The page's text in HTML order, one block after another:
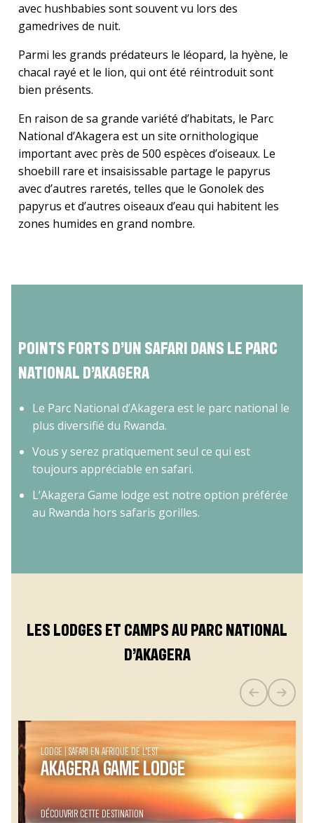
avec hushbabies sont souvent vu lors des
gamedrives de nuit.
Parmi les grands prédateurs le léopard, la hyène, le
chacal rayé et le lion, qui ont été réintroduit sont
bien présents.
En raison de sa grande variété d’habitats, le Parc
National d’Akagera est un site ornithologique
important avec près de 500 espèces d’oiseaux. Le
shoebill rare et insaisissable partage le papyrus
avec d’autres raretés, telles que le Gonolek des
papyrus et d’autres oiseaux d’eau qui habitent les
zones humides en grand nombre.
POINTS FORTS D’UN SAFARI DANS LE PARC
NATIONAL D’AKAGERA
Le Parc National d’Akagera est le parc national le
plus diversifié du Rwanda.
Vous y serez pratiquement seul ce qui est
toujours appréciable en safari.
L’Akagera Game lodge est notre option préférée
au Rwanda hors safaris gorilles.
LES LODGES ET CAMPS AU PARC NATIONAL
D’AKAGERA
LODGE SAFARI EN AFRIQUE DE L’EST
AKAGERA GAME LODGE
DÉCOUVRIR CETTE DESTINATION